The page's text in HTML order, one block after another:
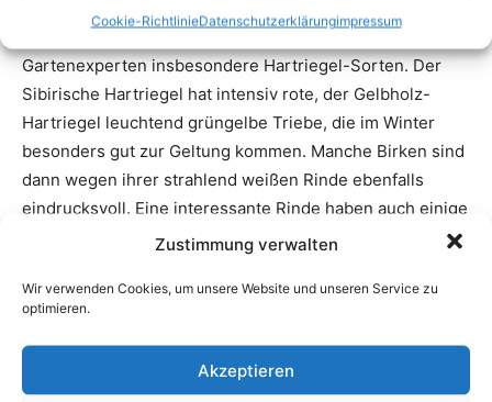
Cookie-RichtlinieDatenschutzerklärungimpressum